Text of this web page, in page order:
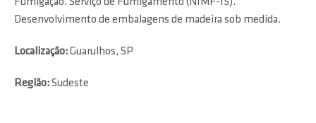
Desenvolvimento de embalagens de madeira sob medida.
Localização:Guarulhos, SP
Região:Sudeste